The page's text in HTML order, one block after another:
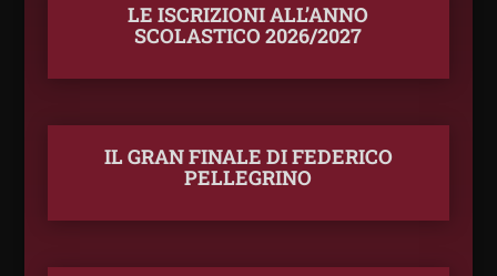
LE ISCRIZIONI ALL’ANNO
SCOLASTICO 2026/2027
IL GRAN FINALE DI FEDERICO
PELLEGRINO